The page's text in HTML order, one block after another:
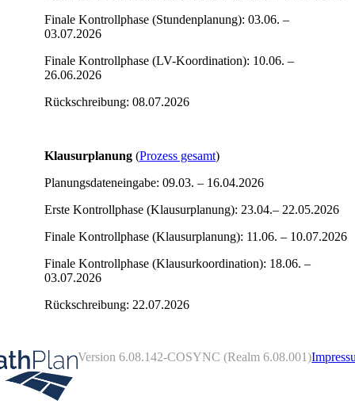
Finale Kontrollphase (Stundenplanung): 03.06. –
03.07.2026
Finale Kontrollphase (LV-Koordination): 10.06. –
26.06.2026
Rückschreibung: 08.07.2026
Klausurplanung (Prozess gesamt)
Planungsdateneingabe: 09.03. – 16.04.2026
Erste Kontrollphase (Klausurplanung): 23.04.– 22.05.2026
Finale Kontrollphase (Klausurplanung): 11.06. – 10.07.2026
Finale Kontrollphase (Klausurkoordination): 18.06. –
03.07.2026
Rückschreibung: 22.07.2026
Version 6.08.142-COSYNC (Realm 6.08.001)